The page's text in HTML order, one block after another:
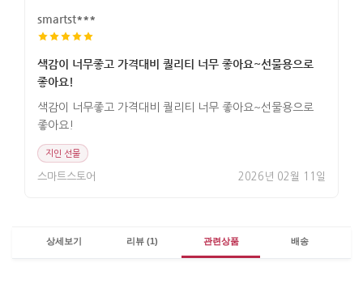
smartst***
색감이 너무좋고 가격대비 퀄리티 너무 좋아요~선물용으로
좋아요!
색감이 너무좋고 가격대비 퀄리티 너무 좋아요~선물용으로
좋아요!
지인 선물
스마트스토어 2026년 02월 11일
상세보기 리뷰 (1) 관련상품 배송